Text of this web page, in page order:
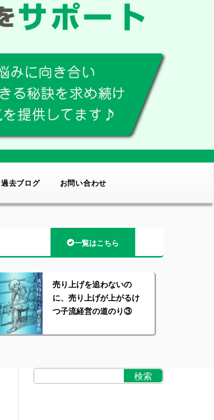
過去ブログ お問い合わせ
一覧はこちら
売り上げを追わないの
に、売り上げが上がるけ
つ子流経営の道のり③